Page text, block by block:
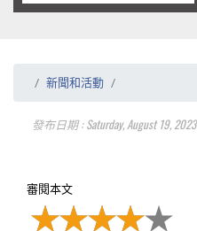
新聞和活動
發布日期 : Saturday, August 19, 2023
審閱本文